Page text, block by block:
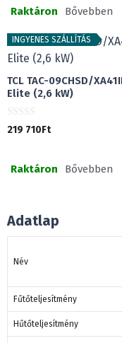
l
Raktáron Bővebben
INGYENES SZÁLLÍTÁS
TCL TAC-09CHSD/
Elite (2,6 kW)
0
a
b
219 710Ft
Raktáron Bővebben
Adatlap
Név
Fűtőteljesítmény
Hűtőteljesítmény